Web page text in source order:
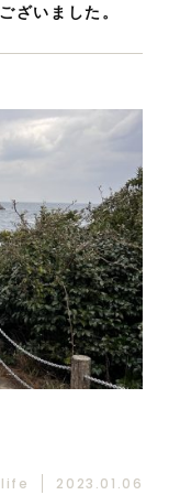
ざいました。
2023.01.06